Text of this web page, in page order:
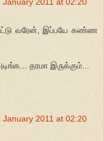
January 2011 at 02:20
வரேன், இப்பயே கண்ண
தரமா இருக்கும்...
January 2011 at 02:20